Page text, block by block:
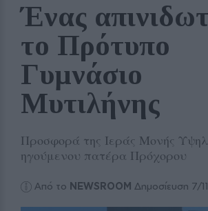
Ένας
το Πρότυπο
Γυμνάσιο
Μυτιλήνης
Προσφορά της Ιεράς Μονής
ηγούμενου πατέρα Πρόχορου
Από το NEWSROOM Δημοσίευση 7/